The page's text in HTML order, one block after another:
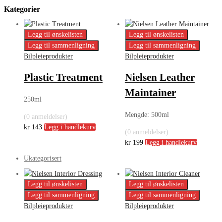
Legg til ønskelisten
Legg til sammenligning
Bilpleieprodukter
Plastic Treatment
250ml
(0 anmeldelser)
kr 143 Legg i handlekurv
Legg til ønskelisten
Legg til sammenligning
Bilpleieprodukter
Nielsen Leather
Maintainer
Mengde: 500ml
(0 anmeldelser)
kr199 Legg i handlekurv
Legg til ønskelisten
Legg til sammenligning
Bilpleieprodukter
Legg til ønskelisten
Legg til sammenligning
Bilpleieprodukter
Kategorier
Ukategorisert